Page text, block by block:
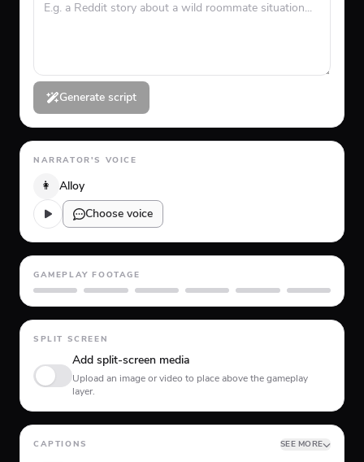
Generate script
NARRATOR'S VOICE
👩
Alloy
Choose voice
GAMEPLAY FOOTAGE
GTA 5 Minecraft Planet CoasterRoblox Skate Subway Surfer
SPLIT SCREEN
Add split-screen media
Upload an image or video to place above the gameplay
layer.
CAPTIONS SEE MORE